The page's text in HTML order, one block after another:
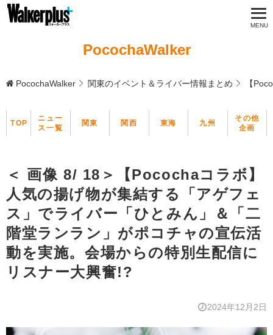
PocochaWalker
PocochaWalker 関東のイベント＆ライバー情報まとめ 【
TOP
ニュー
ス一覧
関東 関西 東海 九州
その他
企画
＜ 画像 8/ 18＞【Pocochaコラボ】
人気の揚げ物が集結する「アゲフェ
ス」でライバー「ひとみん」＆「二
階堂ランラン」がポコチャの宣伝活
動を実施。会場からの特別生配信に
リスナー大興奮!?
2024年12月2日